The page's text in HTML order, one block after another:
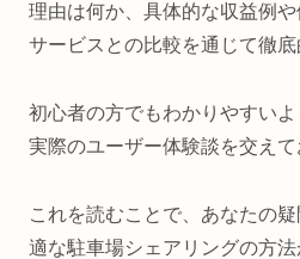
理由は何か、具体的な収益例
サービスとの比較を通じて徹底
初心者の方でもわかりやすいよ
実際のユーザー体験談を交えて
これを読むことで、あなたの
適な駐車場シェアリングの方